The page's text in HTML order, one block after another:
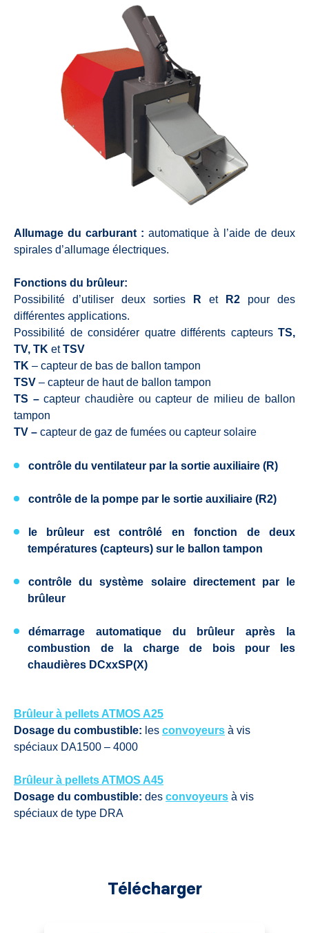
Allumage du carburant : automatique à l’aide de deux
spirales d’allumage électriques.
Fonctions du brûleur:
Possibilité d’utiliser deux sorties
R et R2 pour des
différentes applications.
Possibilité de considérer quatre différents capteurs TS,
TV, TK etTSV
TK – capteur de bas de ballon tampon
TSV – capteur de haut de ballon tampon
TS –capteur chaudière ou capteur de milieu de ballon
tampon
TV – capteur de gaz de fumées ou capteur solaire
contrôle du ventilateur par la sortie auxiliaire (R)
contrôle de la pompe par le sortie auxiliaire (R2)
le brûleur est contrôlé en fonction de deux
températures (capteurs) sur le ballon tampon
contrôle du système solaire directement par le
brûleur
démarrage automatique du brûleur après la
combustion de la charge de bois pour les
chaudières DCxxSP(X)
Brûleur à pellets ATMOS A25
Dosage du combustible: les convoyeurs à vis
spéciaux DA1500 – 4000
Brûleur à pellets ATMOS A45
Dosage du combustible: des convoyeurs à vis
spéciaux de type DRA
Télécharger